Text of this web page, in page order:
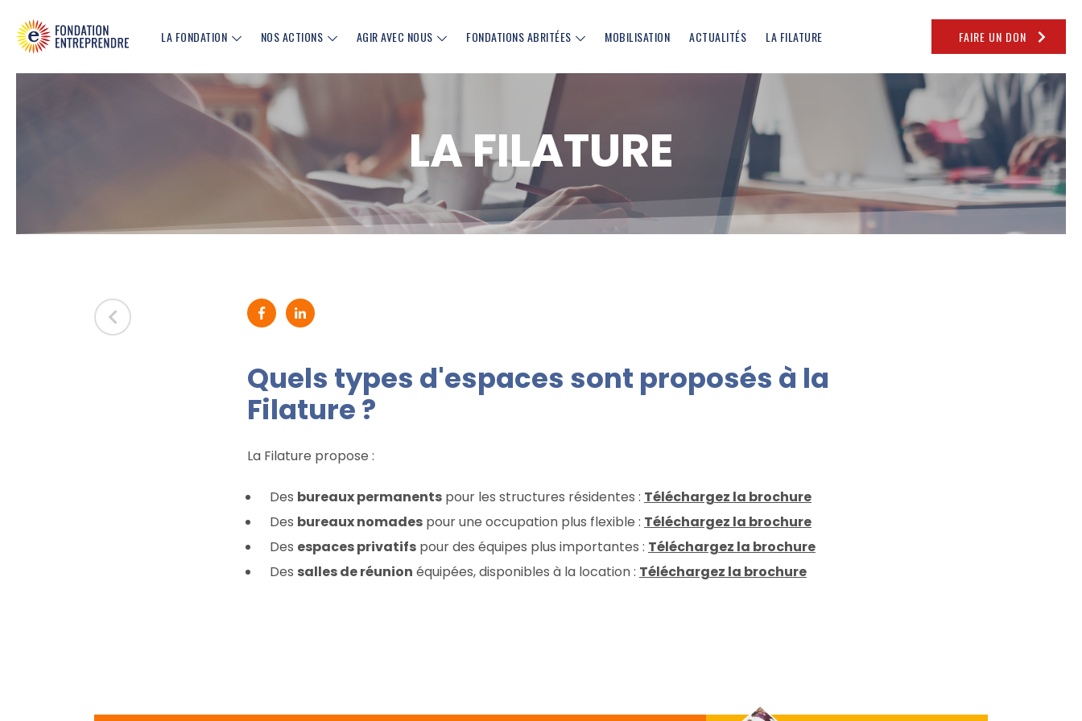
LA FONDATION NOS ACTIONS AGIR AVEC NOUS FONDATIONS ABRITÉES MOBILISATION ACTUALITÉS LA FILATURE FAIRE UN DON
LA FILATURE
Partager sur Facebook (nouvelle fenêtre)
Partager sur Linkedin (nouvelle fenêtre)
Quels types d'espaces sont proposés à la
Filature ?
La Filature propose :
Des bureaux permanents pour les structures résidentes : Téléchargez la brochure
Des bureaux nomades pour une occupation plus flexible : Téléchargez la brochure
Des espaces privatifs pour des équipes plus importantes : Téléchargez la brochure
Des salles de réunion équipées, disponibles à la location : Téléchargez la brochure